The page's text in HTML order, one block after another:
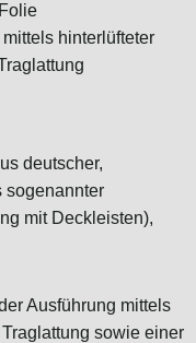
hinterlüfteter
deutscher,
sogenannter
mit Deckleisten),
Ausführung mittels
sowie einer